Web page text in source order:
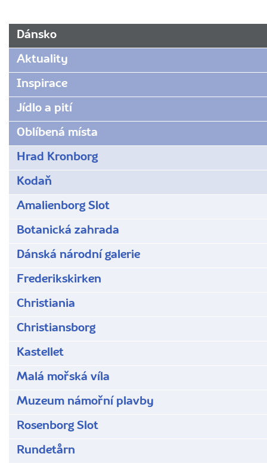
URL
www.radynacestu.cz/magazin/christiania-
na-
vlne-
alternativy-
primo-
srdci-
kodane/
Dánsko
Aktuality
Inspirace
Jídlo a pití
Oblíbená místa
Hrad Kronborg
Kodaň
Amalienborg Slot
Botanická zahrada
Dánská národní galerie
Frederikskirken
Christiania
Christiansborg
Kastellet
Malá mořská víla
Muzeum námořní plavby
Rosenborg Slot
Rundetårn